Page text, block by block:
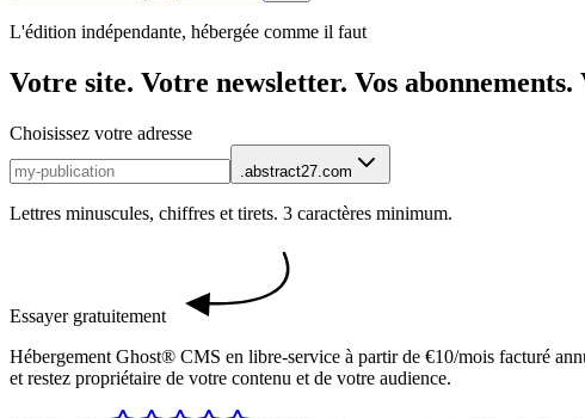
L'édition indépendante, hébergée comme il faut
Votre site. Votre newsletter. Vos abonnements.
Choisissez votre adresse
.abstract27.com
Lettres minuscules, chiffres et tirets. 3 caractères minimum.
Essayer gratuitement
Hébergement Ghost® CMS en libre-service à partir de €10/mois facturé
et restez propriétaire de votre contenu et de votre audience.